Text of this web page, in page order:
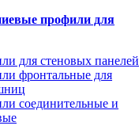
профили для
для стеновых панелей
фронтальные для
соединительные и